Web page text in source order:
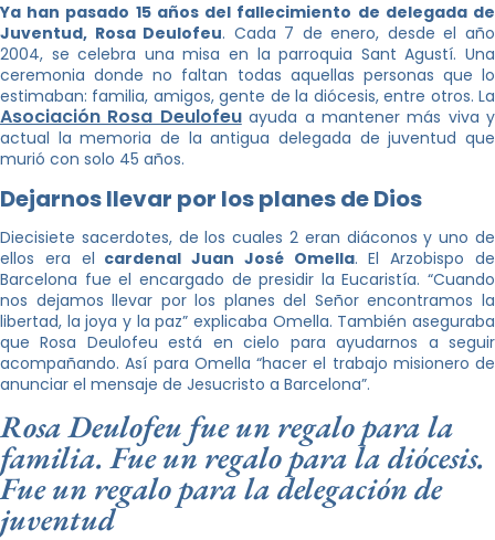
Ya han pasado 15 años del fallecimiento de delegada de
Juventud, Rosa Deulofeu. Cada 7 de enero, desde el año
2004, se celebra una misa en la parroquia Sant Agustí. Una
ceremonia donde no faltan todas aquellas personas que lo
estimaban: familia, amigos, gente de la diócesis, entre otros. La
Asociación Rosa Deulofeuayuda a mantener más viva y
actual la memoria de la antigua delegada de juventud que
murió con solo 45 años.
Dejarnos llevar por los planes de Dios
Diecisiete sacerdotes, de los cuales 2 eran diáconos y uno de
ellos era el cardenal Juan José Omella. El Arzobispo de
Barcelona fue el encargado de presidir la Eucaristía. “Cuando
nos dejamos llevar por los planes del Señor encontramos la
libertad, la joya y la paz” explicaba Omella. También aseguraba
que Rosa Deulofeu está en cielo para ayudarnos a seguir
acompañando. Así para Omella “hacer el trabajo misionero de
anunciar el mensaje de Jesucristo a Barcelona”.
Rosa Deulofeu fue un regalo para la
familia. Fue un regalo para la diócesis.
Fue un regalo para la delegación de
juventud